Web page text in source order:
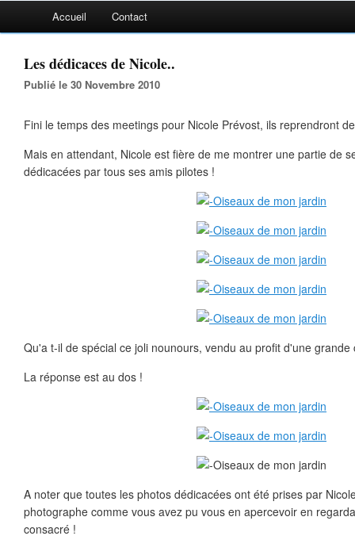
Accueil Contact
Les dédicaces de Nicole..
Publié le 30 Novembre 2010
Fini le temps des meetings pour Nicole Prévost, ils reprendront
Mais en attendant, Nicole est fière de me montrer une partie de
dédicacées par tous ses amis pilotes !
Qu'a t-il de spécial ce joli nounours, vendu au profit d'une grande
La réponse est au dos !
A noter que toutes les photos dédicacées ont été prises par
photographe comme vous avez pu vous en apercevoir en
consacré !